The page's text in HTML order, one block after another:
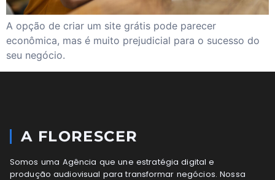
A opção de criar um site grátis pode parecer
econômica, mas é muito prejudicial para o sucesso do
seu negócio.
A FLORESCER
Somos uma Agência que une estratégia digital e
produção audiovisual para transformar negócios. Nossa